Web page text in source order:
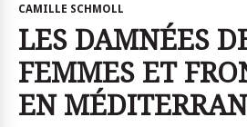
CAMILLE SCHMOLL
LES DAMNÉES
FEMMES ET
EN